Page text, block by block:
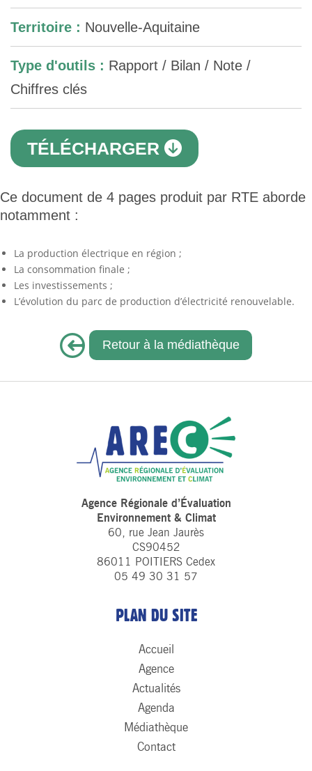
Territoire : Nouvelle-Aquitaine
Type d'outils : Rapport / Bilan / Note /
Chiffres clés
TÉLÉCHARGER
Ce document de 4 pages produit par RTE aborde
notamment :
La production électrique en région ;
La consommation finale ;
Les investissements ;
L’évolution du parc de production d’électricité renouvelable.
Retour à la médiathèque
Agence Régionale d’Évaluation
Environnement & Climat
60, rue Jean Jaurès
CS90452
86011 POITIERS Cedex
05 49 30 31 57
PLAN DU SITE
Accueil
Agence
Actualités
Agenda
Médiathèque
Contact